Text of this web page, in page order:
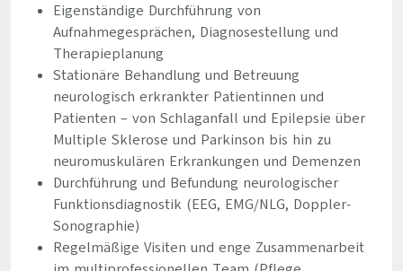
Eigenständige Durchführung von
Aufnahmegesprächen, Diagnosestellung und
Therapieplanung
Stationäre Behandlung und Betreuung
neurologisch erkrankter Patientinnen und
Patienten – von Schlaganfall und Epilepsie über
Multiple Sklerose und Parkinson bis hin zu
neuromuskulären Erkrankungen und Demenzen
Durchführung und Befundung neurologischer
Funktionsdiagnostik (EEG, EMG/NLG, Doppler-
Sonographie)
Regelmäßige Visiten und enge Zusammenarbeit